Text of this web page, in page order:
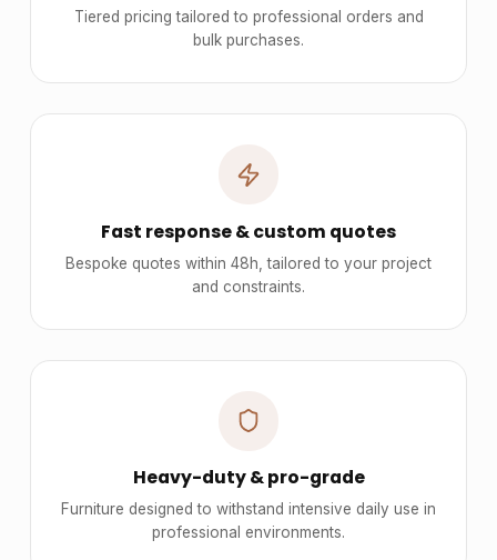
Tiered pricing tailored to professional orders and
bulk purchases.
Fast response & custom quotes
Bespoke quotes within 48h, tailored to your project
and constraints.
Heavy-duty & pro-grade
Furniture designed to withstand intensive daily use in
professional environments.